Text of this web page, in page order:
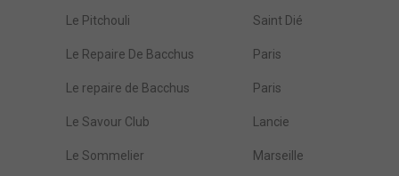
Le Pitchouli Saint Dié
Le Repaire De Bacchus Paris
Le repaire de Bacchus Paris
Le Savour Club Lancie
Le Sommelier Marseille